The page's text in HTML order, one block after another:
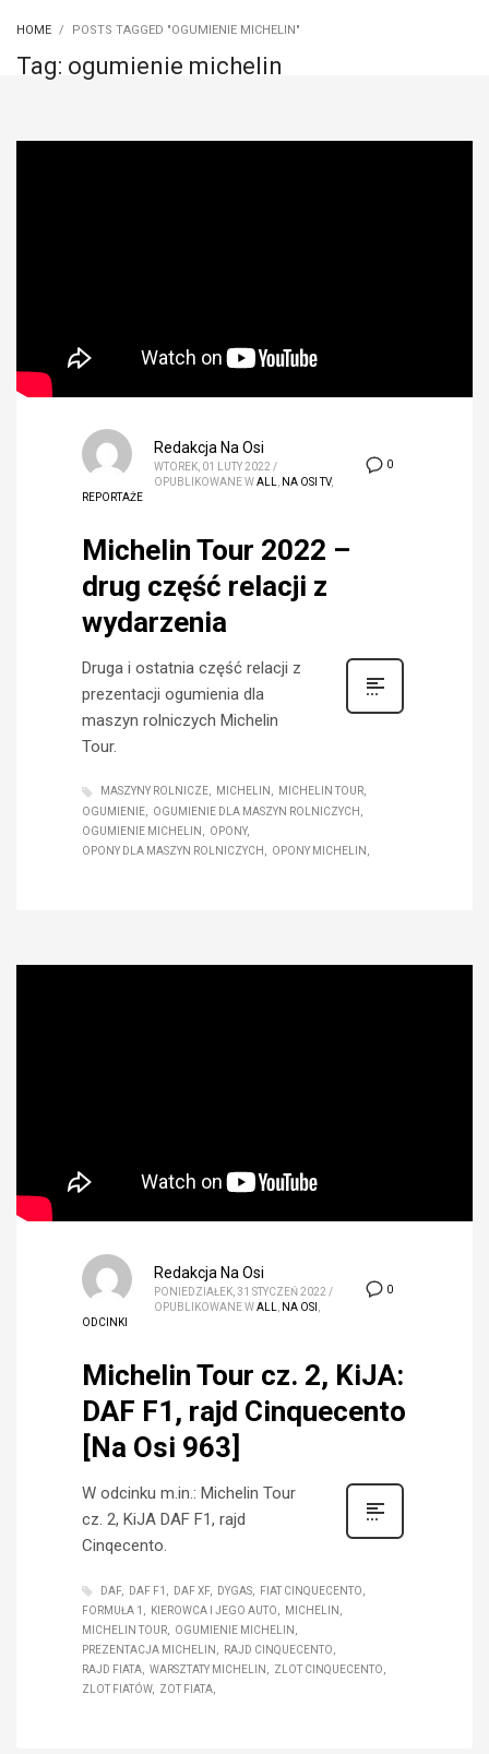
HOME POSTS TAGGED "OGUMIENIE MICHELIN"
Tag: ogumienie michelin
0
Redakcja Na Osi
WTOREK, 01 LUTY 2022 /
OPUBLIKOWANE WALL, NA OSI TV,
REPORTAŻE
Michelin Tour 2022 –
drug część relacji z
wydarzenia
Druga i ostatnia część relacji z
prezentacji ogumienia dla
maszyn rolniczych Michelin
Tour.
MASZYNY ROLNICZE MICHELIN
MICHELIN TOUR
OGUMIENIE
OGUMIENIE DLA MASZYN ROLNICZYCH
OGUMIENIE MICHELIN
OPONY
OPONY DLA MASZYN ROLNICZYCH
OPONY MICHELIN
0
Redakcja Na Osi
PONIEDZIAŁEK, 31 STYCZEŃ 2022 /
OPUBLIKOWANE WALL NA OSI
ODCINKI
Michelin Tour cz. 2, KiJA:
DAF F1, rajd Cinquecento
[Na Osi 963]
W odcinku m.in.: Michelin Tour
cz. 2, KiJA DAF F1, rajd
Cinqecento.
DAF DAF F1 DAF XF DYGAS
FIAT CINQUECENTO
FORMUŁA 1
KIEROWCA I JEGO AUTO
MICHELIN
MICHELIN TOUR
OGUMIENIE MICHELIN
PREZENTACJA MICHELIN
RAJD CINQUECENTO
RAJD FIATA
WARSZTATY MICHELIN
ZLOT CINQUECENTO
ZLOT FIATÓW
ZOT FIATA